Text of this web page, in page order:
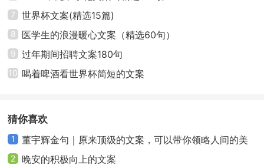
18、当两个人之间的感觉，只靠你一个人在苦苦维
系，想放弃而下不了决定的时候。你首先应该放弃的是
想放弃的别人，爱情的确应该包容，但是如果总是在很
辛苦地包容，再勉强维持，那已经不是爱情了！
坑，然后义无反顾的跳进去，坑是自己挖的，跳也是自
己跳的，最后爬不出来的也是自己。
7 世界杯文案(精选15篇)
8 医学生的浪漫暖心文案（精选60句）
9 过年期间招聘文案180句
10 喝着啤酒看世界杯简短的文案
猜你喜欢
1
董宇辉金句｜原来顶级的文案，可以带你领略人间的美
好
2 晚安的积极向上的文案